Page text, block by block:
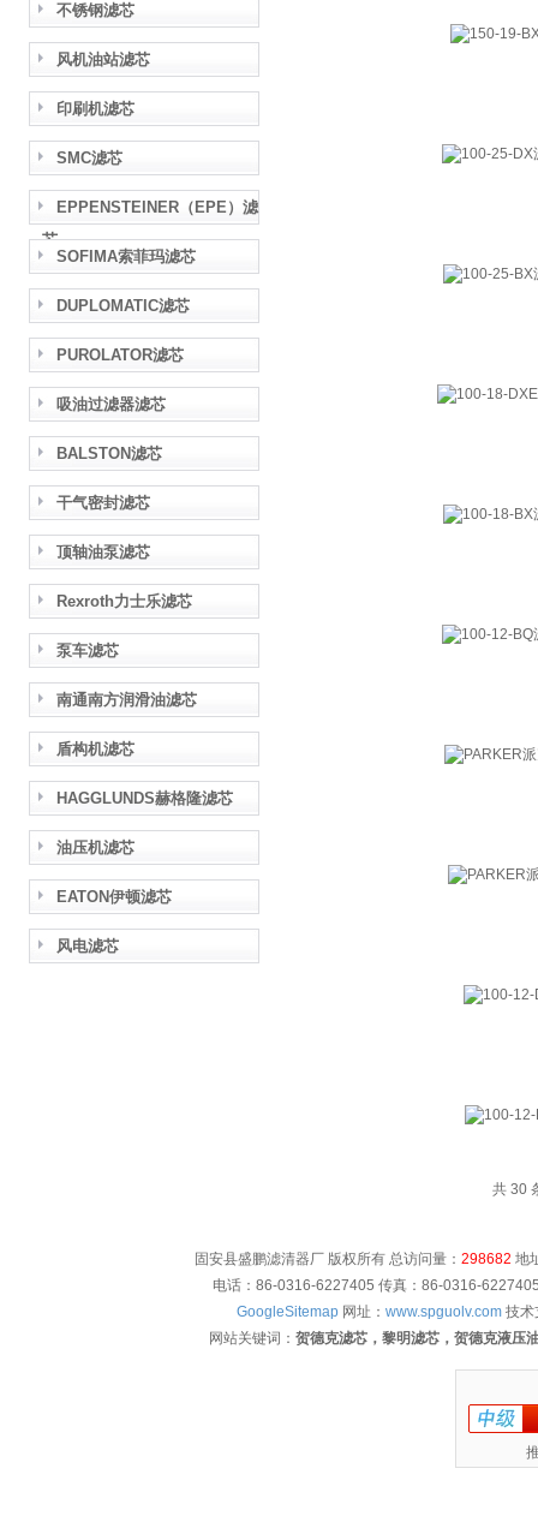
不锈钢滤芯
风机油站滤芯
印刷机滤芯
SMC滤芯
EPPENSTEINER（EPE）滤
芯
SOFIMA索菲玛滤芯
DUPLOMATIC滤芯
PUROLATOR滤芯
吸油过滤器滤芯
BALSTON滤芯
干气密封滤芯
顶轴油泵滤芯
Rexroth力士乐滤芯
泵车滤芯
南通南方润滑油滤芯
盾构机滤芯
HAGGLUNDS赫格隆滤芯
油压机滤芯
EATON伊顿滤芯
风电滤芯
共 30
固安县盛鹏滤清器厂 版权所有 总访问量： 298682 地
电话：86-0316-6227405 传真：86-0316-
GoogleSitemap 网址： www.spguolv.com 技术
网站关键词： 贺德克滤芯，黎明滤芯，贺德克液压